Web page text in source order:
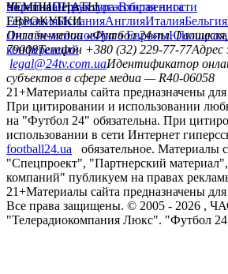
политикаСтруктура собственности
УкраинаПервая лигаВторая лига
ЧЕМПИОНАТЫ
ГерманияИспанияАнглияИталияБельгия
ЕВРОКУБКИ
Лига чемпионовЛига Европы
конференций
Онлайн-медиа «Футбол 24»пл.
79008Телефон +380 (32) 229-77-77Адрес
legal@24tv.com.uaИдентификатор
субъектов в сфере медиа — R40-06058
21+Материалы сайта предназначены
При цитировании и использовании
на "Футбол 24" обязательна. При
использовании в сети Интернет
football24.ua
обязательное. Материалы
"Спецпроект", "Партнерский
компаний" публикуем на правах
21+Материалы сайта предназначены
Все права защищены. © 2005 - 2026 ,
"Телерадиокомпания Люкс". "Футбол